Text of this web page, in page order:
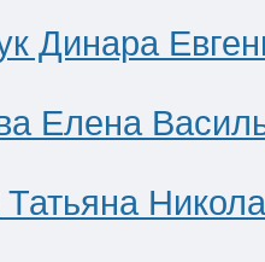
Динара
Елена